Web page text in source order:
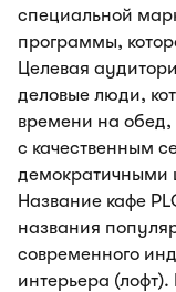
специальной
программы,
Целевая
деловые люди,
времени на
с качественным
демократичными
Название кафе
названия
современного
интерьера